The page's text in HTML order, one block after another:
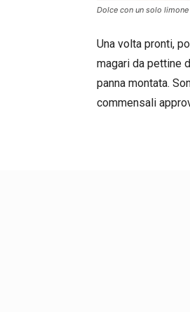
Dolce con un solo
Una volta pronti,
magari da pettine
panna montata.
commensali